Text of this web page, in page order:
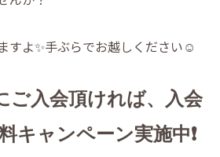
すよ✨手ぶらでお越しください☺️
ご入会頂ければ、入会
キャンペーン実施中❗️